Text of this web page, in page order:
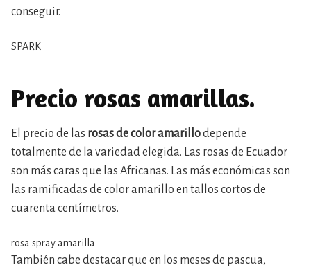
conseguir.
SPARK
Precio rosas amarillas.
El precio de las rosas de color amarillodepende
totalmente de la variedad elegida. Las rosas de Ecuador
son más caras que las Africanas. Las más económicas son
las ramificadas de color amarillo en tallos cortos de
cuarenta centímetros.
rosa spray amarilla
También cabe destacar que en los meses de pascua,